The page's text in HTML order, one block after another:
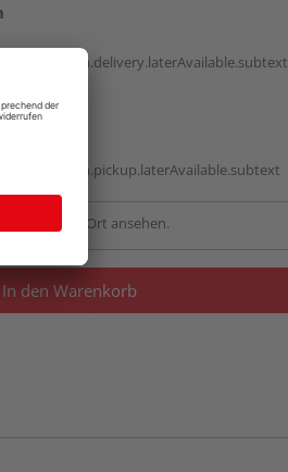
- vor Ort ansehen.
In den Warenkorb